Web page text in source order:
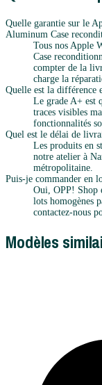
Quelle garantie sur le
Aluminum Case
Tous nos Apple
Case
compter de la
charge la
Quelle est la différence
Le grade A+ est
traces visibles
fonctionnalités
Quel est le délai de
Les produits en
notre atelier à
métropolitaine.
Puis-je commander en
Oui, OPP! Shop
lots homogènes
contactez-nous
Modèles